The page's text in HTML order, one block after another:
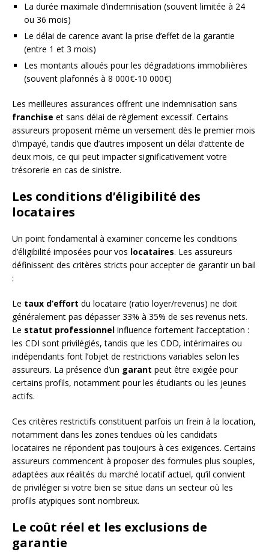
La durée maximale d’indemnisation (souvent limitée à 24
ou 36 mois)
Le délai de carence avant la prise d’effet de la garantie
(entre 1 et 3 mois)
Les montants alloués pour les dégradations immobilières
(souvent plafonnés à 8 000€-10 000€)
Les meilleures assurances offrent une indemnisation sans
franchise et sans délai de règlement excessif. Certains
assureurs proposent même un versement dès le premier mois
d’impayé, tandis que d’autres imposent un délai d’attente de
deux mois, ce qui peut impacter significativement votre
trésorerie en cas de sinistre.
Les conditions d’éligibilité des
locataires
Un point fondamental à examiner concerne les conditions
d’éligibilité imposées pour vos locataires. Les assureurs
définissent des critères stricts pour accepter de garantir un bail
:
Le taux d’effort du locataire (ratio loyer/revenus) ne doit
généralement pas dépasser 33% à 35% de ses revenus nets.
Le statut professionnel influence fortement l’acceptation :
les CDI sont privilégiés, tandis que les CDD, intérimaires ou
indépendants font l’objet de restrictions variables selon les
assureurs. La présence d’un garant peut être exigée pour
certains profils, notamment pour les étudiants ou les jeunes
actifs.
Ces critères restrictifs constituent parfois un frein à la location,
notamment dans les zones tendues où les candidats
locataires ne répondent pas toujours à ces exigences. Certains
assureurs commencent à proposer des formules plus souples,
adaptées aux réalités du marché locatif actuel, qu’il convient
de privilégier si votre bien se situe dans un secteur où les
profils atypiques sont nombreux.
Le coût réel et les exclusions de
garantie